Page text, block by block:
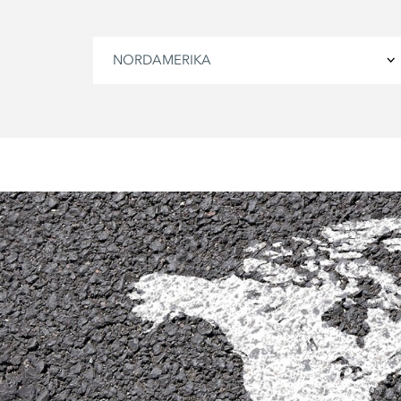
NORDAMERIKA